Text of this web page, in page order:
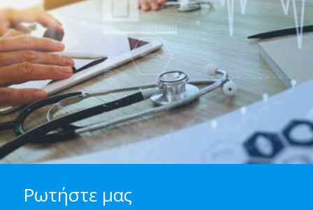
Ρωτήστε μας